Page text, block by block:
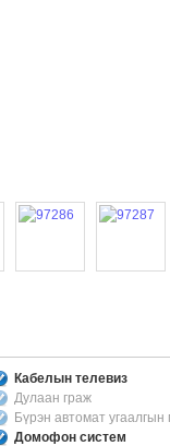
Кабелын телевиз
Дулаан граж
Бүрэн автомат
Домофон систем